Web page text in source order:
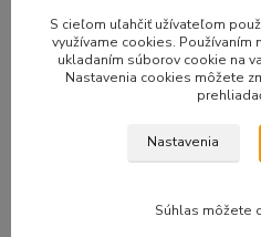
OXXO FEROX (OX20)
Spoľahlivé Nemecké disky
S cieľom uľahčiť užívateľom
využívame cookies. Používaním
ukladaním súborov cookie na
Nastavenia cookies môžete
Nastavenia
Súhlas môžete